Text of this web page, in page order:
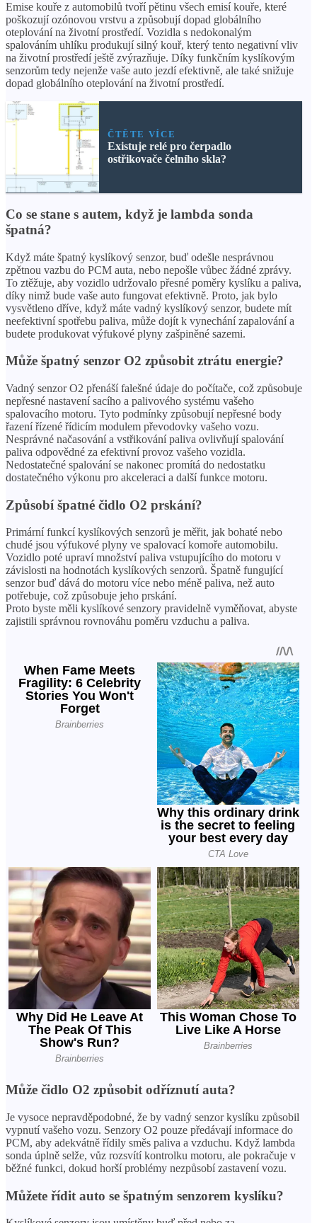
Emise kouře z automobilů tvoří pětinu všech emisí kouře, které
poškozují ozónovou vrstvu a způsobují dopad globálního
oteplování na životní prostředí. Vozidla s nedokonalým
spalováním uhlíku produkují silný kouř, který tento negativní vliv
na životní prostředí ještě zvýrazňuje. Díky funkčním kyslíkovým
senzorům tedy nejenže vaše auto jezdí efektivně, ale také snižuje
dopad globálního oteplování na životní prostředí.
ČTĚTE VÍCE
Existuje relé pro čerpadlo
ostřikovače čelního skla?
Co se stane s autem, když je lambda sonda
špatná?
Když máte špatný kyslíkový senzor, buď odešle nesprávnou
zpětnou vazbu do PCM auta, nebo nepošle vůbec žádné zprávy.
To ztěžuje, aby vozidlo udržovalo přesné poměry kyslíku a paliva,
díky nimž bude vaše auto fungovat efektivně. Proto, jak bylo
vysvětleno dříve, když máte vadný kyslíkový senzor, budete mít
neefektivní spotřebu paliva, může dojít k vynechání zapalování a
budete produkovat výfukové plyny zašpiněné sazemi.
Může špatný senzor O2 způsobit ztrátu energie?
Vadný senzor O2 přenáší falešné údaje do počítače, což způsobuje
nepřesné nastavení sacího a palivového systému vašeho
spalovacího motoru. Tyto podmínky způsobují nepřesné body
řazení řízené řídicím modulem převodovky vašeho vozu.
Nesprávné načasování a vstřikování paliva ovlivňují spalování
paliva odpovědné za efektivní provoz vašeho vozidla.
Nedostatečné spalování se nakonec promítá do nedostatku
dostatečného výkonu pro akceleraci a další funkce motoru.
Způsobí špatné čidlo O2 prskání?
Primární funkcí kyslíkových senzorů je měřit, jak bohaté nebo
chudé jsou výfukové plyny ve spalovací komoře automobilu.
Vozidlo poté upraví množství paliva vstupujícího do motoru v
závislosti na hodnotách kyslíkových senzorů. Špatně fungující
senzor buď dává do motoru více nebo méně paliva, než auto
potřebuje, což způsobuje jeho prskání.
Proto byste měli kyslíkové senzory pravidelně vyměňovat, abyste
zajistili správnou rovnováhu poměru vzduchu a paliva.
Může čidlo O2 způsobit odříznutí auta?
Je vysoce nepravděpodobné, že by vadný senzor kyslíku způsobil
vypnutí vašeho vozu. Senzory O2 pouze předávají informace do
PCM, aby adekvátně řídily směs paliva a vzduchu. Když lambda
sonda úplně selže, vůz rozsvítí kontrolku motoru, ale pokračuje v
běžné funkci, dokud horší problémy nezpůsobí zastavení vozu.
Můžete řídit auto se špatným senzorem kyslíku?